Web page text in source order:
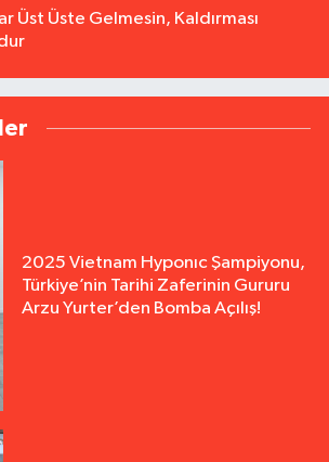
Üst Üste Gelmesin, Kaldırması
2025 Vietnam Hyponıc Şampiyonu,
Türkiye’nin Tarihi Zaferinin Gururu
Arzu Yurter’den Bomba Açılış!